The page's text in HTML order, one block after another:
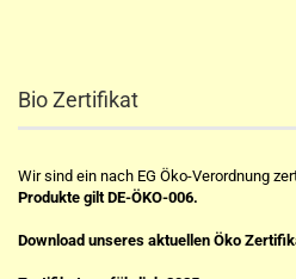
Bio Zertifikat
Wir sind ein nach EG Öko-Verordnung
Produkte gilt DE-ÖKO-006.
Download unseres aktuellen Öko